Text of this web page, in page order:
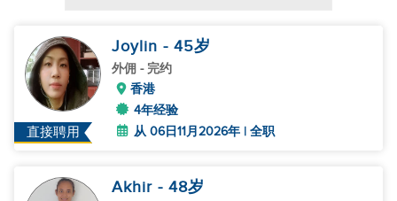
直接聘用
Joylin - 45岁
外佣 - 完约
香港
4年经验
从 06日11月2026年 | 全职
Akhir - 48岁